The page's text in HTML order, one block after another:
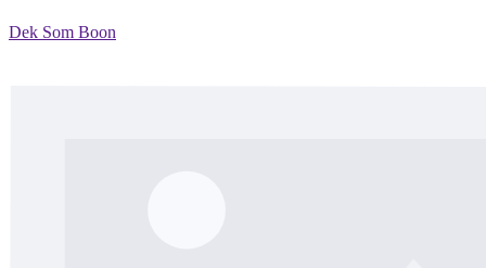
Dek Som Boon